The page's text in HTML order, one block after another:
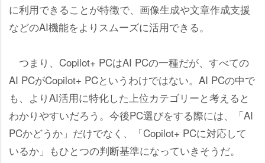
に利用できることが特徴で、画像生成や文章作成支援
などのAI機能をよりスムーズに活用できる。
つまり、Copilot+ PCはAI PCの一種だが、すべての
AI PCがCopilot+ PCというわけではない。AI PCの中で
も、よりAI活用に特化した上位カテゴリーと考えると
わかりやすいだろう。今後PC選びをする際には、「AI
PCかどうか」だけでなく、「Copilot+ PCに対応して
いるか」もひとつの判断基準になっていきそうだ。